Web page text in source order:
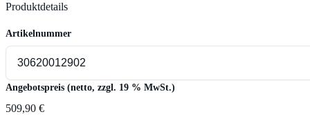
Produktdetails
Artikelnummer
Angebotspreis (netto, zzgl. 19 % MwSt.)
509,90 €